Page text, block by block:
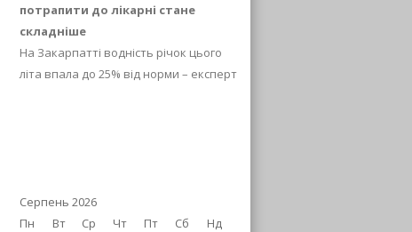
потрапити до лікарні стане
складніше
На Закарпатті водність річок цього
літа впала до 25% від норми – експерт
Серпень 2026
Пн
Вт Ср Чт Пт Сб
Нд